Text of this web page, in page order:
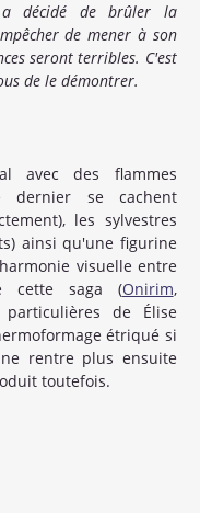
a décidé de brûler la
de mener à son
seront terribles. C'est
de le démontrer.
avec des flammes
dernier se cachent
les sylvestres
ainsi qu'une figurine
visuelle entre
cette saga (Onirim,
de Élise
étriqué si
rentre plus ensuite
toutefois.